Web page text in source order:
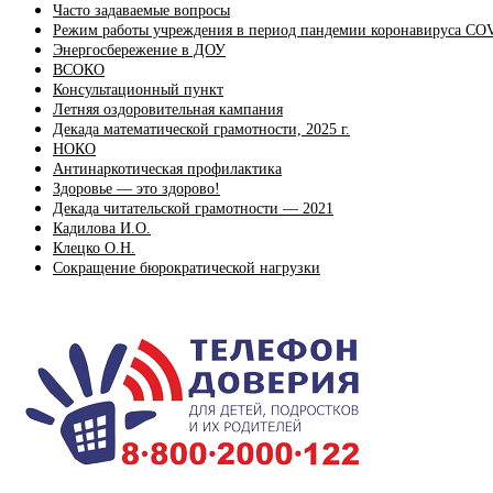
Часто задаваемые вопросы
Режим работы учреждения в период пандемии коронавируса
Энергосбережение в ДОУ
ВСОКО
Консультационный пункт
Летняя оздоровительная кампания
Декада математической грамотности, 2025 г.
НОКО
Антинаркотическая профилактика
Здоровье — это здорово!
Декада читательской грамотности — 2021
Кадилова И.О.
Клецко О.Н.
Сокращение бюрократической нагрузки